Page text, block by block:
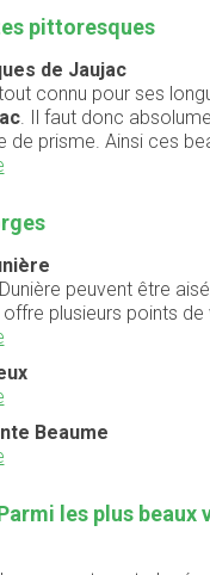
pittoresques
de Jaujac
connu pour ses
. Il faut donc
de prisme. Ainsi ces
peuvent être
plusieurs points
Beaume
les plus beaux